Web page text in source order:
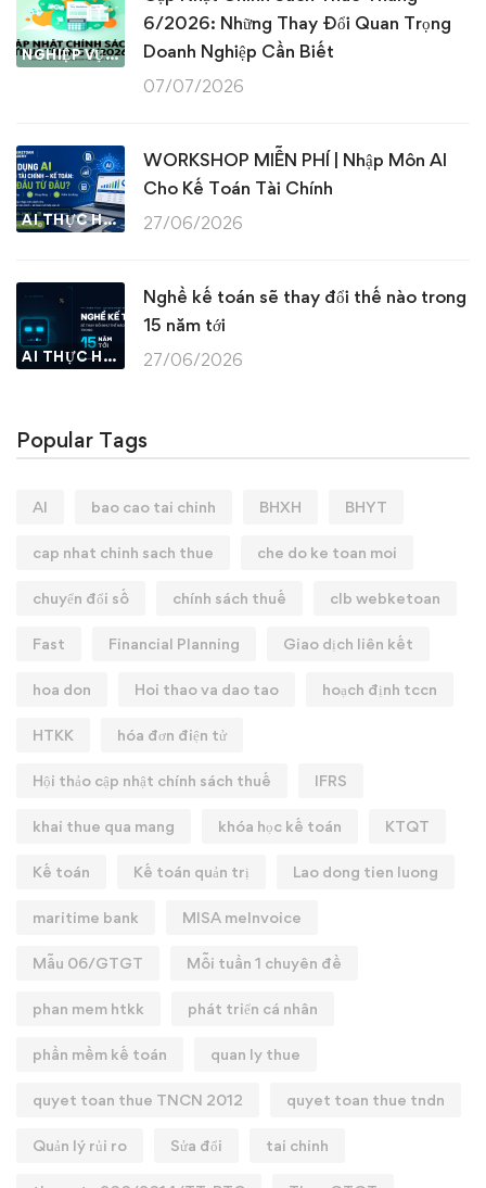
NGHIỆP VỤ KẾ TOÁN & THUẾ
6/2026: Những Thay Đổi Quan Trọng
Doanh Nghiệp Cần Biết
07/07/2026
AI THỰC HÀNH
WORKSHOP MIỄN PHÍ | Nhập Môn AI
Cho Kế Toán Tài Chính
27/06/2026
AI THỰC HÀNH
Nghề kế toán sẽ thay đổi thế nào trong
15 năm tới
27/06/2026
Popular Tags
AI bao cao tai chinh BHXH BHYT
cap nhat chinh sach thue che do ke toan moi
chuyển đổi số chính sách thuế clb webketoan
Fast Financial Planning Giao dịch liên kết
hoa don Hoi thao va dao tao hoạch định tccn
HTKK hóa đơn điện tử
Hội thảo cập nhật chính sách thuế IFRS
khai thue qua mang khóa học kế toán KTQT
Kế toán Kế toán quản trị Lao dong tien luong
maritime bank MISA meInvoice
Mẫu 06/GTGT Mỗi tuần 1 chuyên đề
phan mem htkk phát triển cá nhân
phần mềm kế toán quan ly thue
quyet toan thue TNCN 2012 quyet toan thue tndn
Quản lý rủi ro Sửa đổi tai chinh